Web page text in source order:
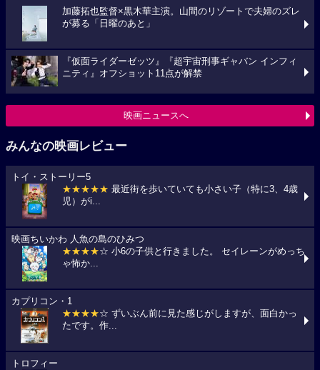
加藤拓也監督×黒木華主演。山間のリゾートで夫婦のズレ
が募る「日曜のあと」
『仮面ライダーゼッツ』『超宇宙刑事ギャバン インフィ
ニティ』オフショット11点が解禁
映画ニュースへ
みんなの映画レビュー
トイ・ストーリー5
★★★★★ 最近街を歩いていても小さい子（特に3、4歳
児）がi...
映画ちいかわ 人魚の島のひみつ
★★★★☆ 小6の子供と行きました。 セイレーンがめっち
ゃ怖か...
カプリコン・1
★★★★☆ ずいぶん前に見た感じがしますが、面白かっ
たです。作...
トロフィー